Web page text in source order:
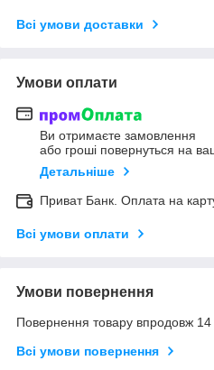
Всі умови доставки
Умови оплати
Ви отримаєте замовлення
або гроші повернуться на
Детальніше
Приват Банк. Оплата на
Всі умови оплати
Умови повернення
Повернення товару впродовж 14
Всі умови повернення